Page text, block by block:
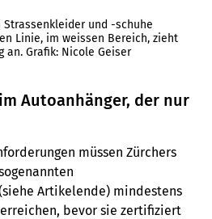
Strassenkleider und -schuhe
Linie, im weissen Bereich, zieht
an. Grafik: Nicole Geiser
Autoanhänger, der nur
müssen Zürchers
Artikelende) mindestens
bevor sie zertifiziert